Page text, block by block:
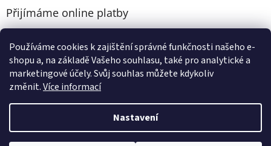
Používáme cookies k zajištění správné funkčnosti našeho e-
shopu a, na základě Vašeho souhlasu, také pro analytické a
marketingové účely. Svůj souhlas můžete kdykoliv
změnit.Více informací
Nastavení
Přijímáme online platby
Copyright 2026Bee Ostrava - Včelařské potřeby. Všechna práva